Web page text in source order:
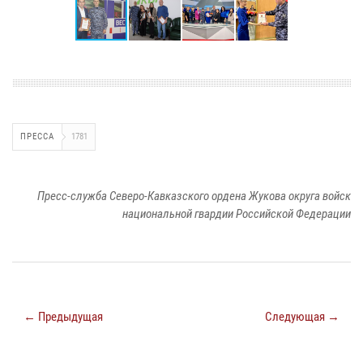
ПРЕССА 1781
Пресс-служба Северо-Кавказского ордена Жукова округа войск
национальной гвардии Российской Федерации
← Предыдущая Следующая →